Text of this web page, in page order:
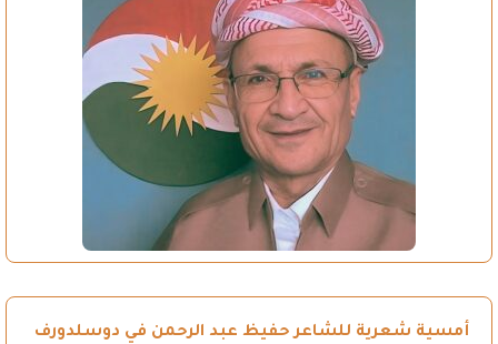
أمسية شعرية للشاعر حفيظ عبد الرحمن في دوسلدورف